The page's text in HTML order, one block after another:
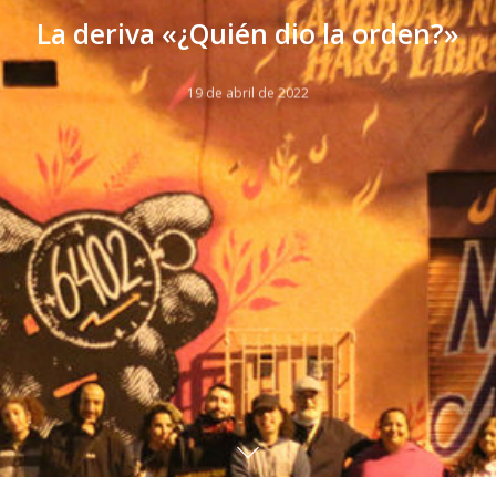
La deriva «¿Quién dio la orden?»
19 de abril de 2022